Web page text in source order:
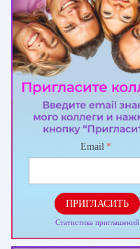
Email *
ПРИГЛАСИТЬ
Статистика приглашений